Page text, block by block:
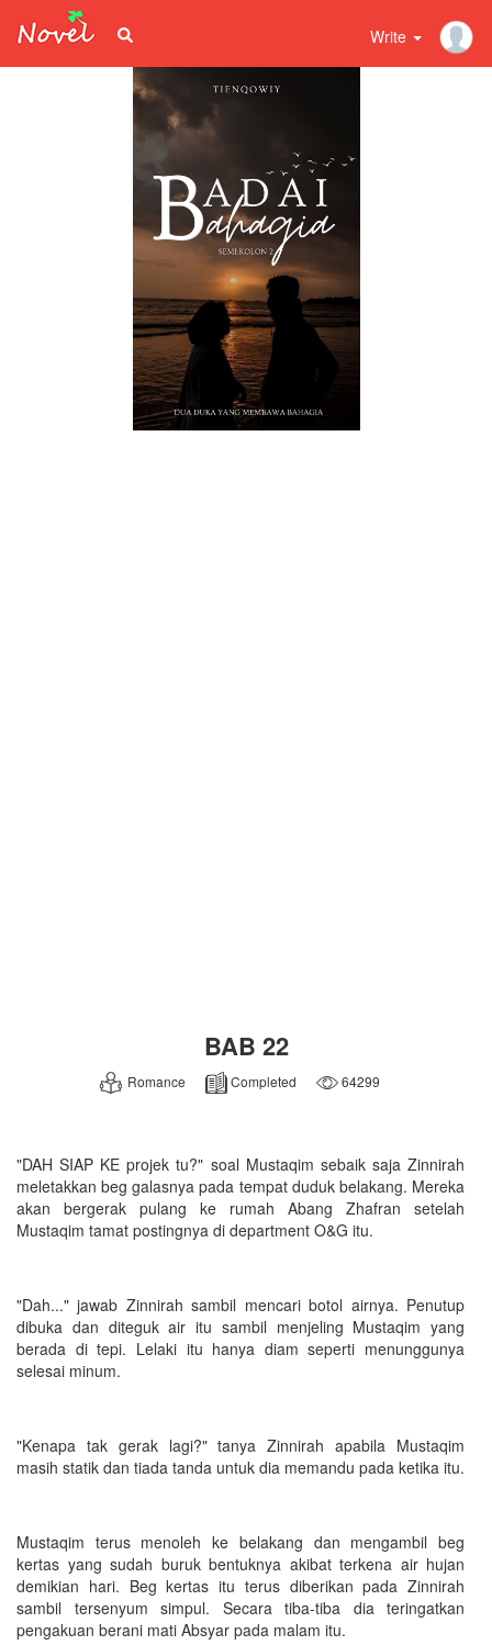
Write
BAB 22
Romance Completed 64299
"DAH SIAP KE projek tu?" soal Mustaqim sebaik saja Zinnirah
meletakkan beg galasnya pada tempat duduk belakang. Mereka
akan bergerak pulang ke rumah Abang Zhafran setelah
Mustaqim tamat postingnya di department O&G itu.
"Dah..." jawab Zinnirah sambil mencari botol airnya. Penutup
dibuka dan diteguk air itu sambil menjeling Mustaqim yang
berada di tepi. Lelaki itu hanya diam seperti menunggunya
selesai minum.
"Kenapa tak gerak lagi?" tanya Zinnirah apabila Mustaqim
masih statik dan tiada tanda untuk dia memandu pada ketika itu.
Mustaqim terus menoleh ke belakang dan mengambil beg
kertas yang sudah buruk bentuknya akibat terkena air hujan
demikian hari. Beg kertas itu terus diberikan pada Zinnirah
sambil tersenyum simpul. Secara tiba-tiba dia teringatkan
pengakuan berani mati Absyar pada malam itu.